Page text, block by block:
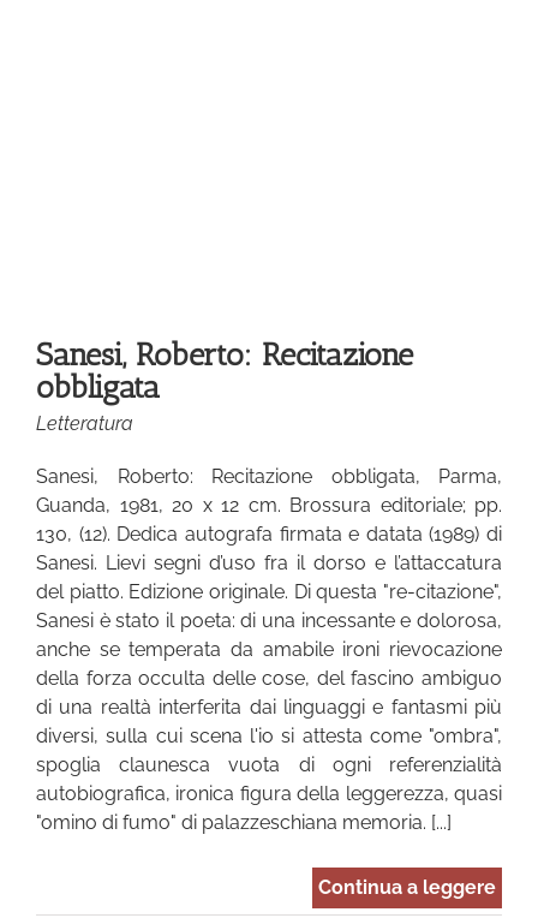
Sanesi, Roberto: Recitazione
obbligata
Letteratura
Sanesi, Roberto: Recitazione obbligata, Parma,
Guanda, 1981, 20 x 12 cm. Brossura editoriale; pp.
130, (12). Dedica autografa firmata e datata (1989) di
Sanesi. Lievi segni d’uso fra il dorso e l’attaccatura
del piatto. Edizione originale. Di questa "re-citazione",
Sanesi è stato il poeta: di una incessante e dolorosa,
anche se temperata da amabile ironi rievocazione
della forza occulta delle cose, del fascino ambiguo
di una realtà interferita dai linguaggi e fantasmi più
diversi, sulla cui scena l'io si attesta come "ombra",
spoglia claunesca vuota di ogni referenzialità
autobiografica, ironica figura della leggerezza, quasi
"omino di fumo" di palazzeschiana memoria. [...]
Continua a leggere